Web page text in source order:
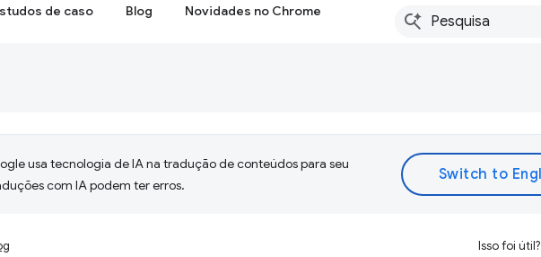
de caso Blog Novidades no Chrome
usa tecnologia de IA na tradução de conteúdos para seu
com IA podem ter erros.
Isso foi útil?